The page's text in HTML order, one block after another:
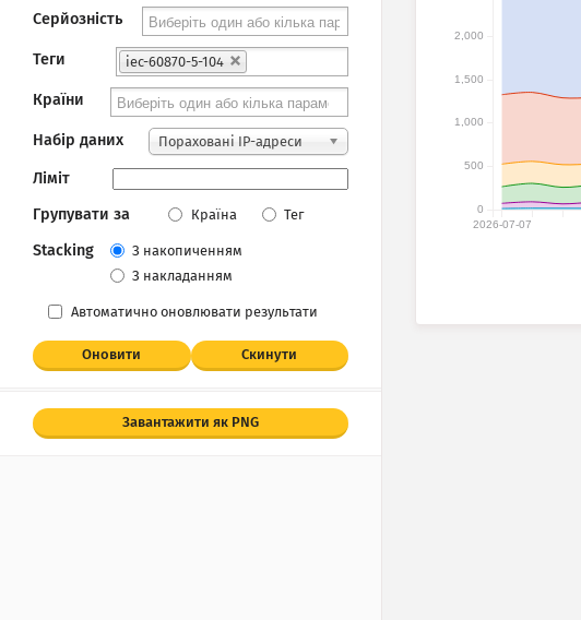
Серйозність
Теги iec-60870-5-104
Країни
Набір даних Пораховані IP-адреси
Ліміт
Групувати за
Країна Тег
Stacking
З накопиченням
З накладанням
Автоматично оновлювати результати
Оновити Скинути
Завантажити як PNG
2026-07-07
0
500
1,000
1,500
2,000